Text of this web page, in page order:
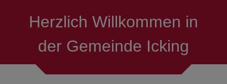
Herzlich Willkommen in
der Gemeinde Icking